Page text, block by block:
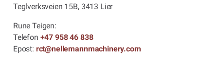
Teglverksveien 15B, 3413 Lier
Rune Teigen:
Telefon +47 958 46 838
Epost: rct@nellemannmachinery.com